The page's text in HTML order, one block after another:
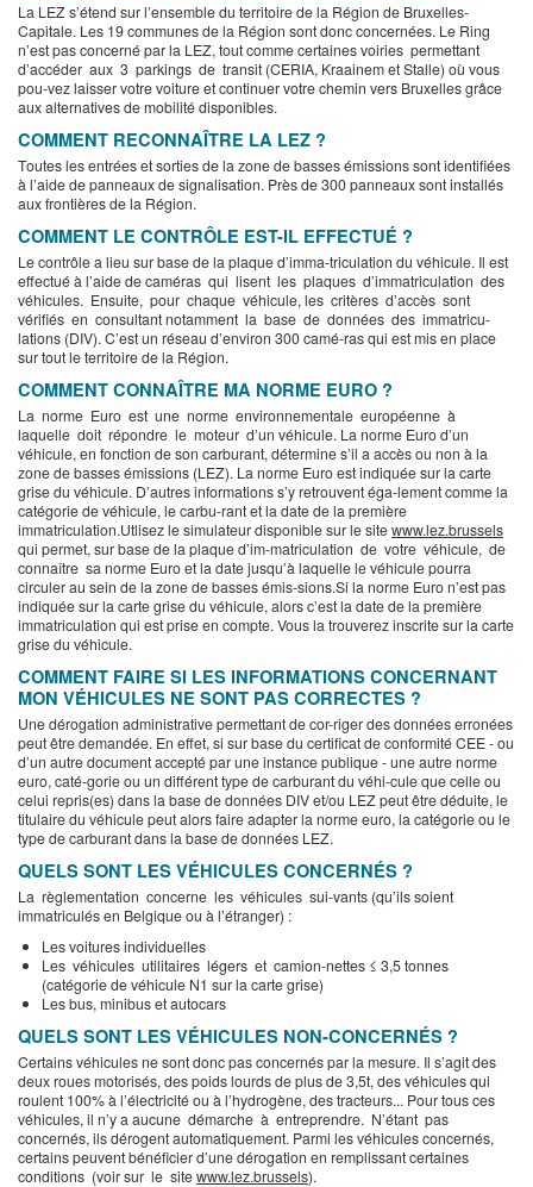
La LEZ s’étend sur l’ensemble du territoire de la Région de Bruxelles-
Capitale. Les 19 communes de la Région sont donc concernées. Le Ring
n’est pas concerné par la LEZ, tout comme certaines voiries permettant
d’accéder aux 3 parkings de transit (CERIA, Kraainem et Stalle) où vous
pou-vez laisser votre voiture et continuer votre chemin vers Bruxelles grâce
aux alternatives de mobilité disponibles.
COMMENT RECONNAÎTRE LA LEZ ?
Toutes les entrées et sorties de la zone de basses émissions sont identifiées
à l’aide de panneaux de signalisation. Près de 300 panneaux sont installés
aux frontières de la Région.
COMMENT LE CONTRÔLE EST-IL EFFECTUÉ ?
Le contrôle a lieu sur base de la plaque d’imma-triculation du véhicule. Il est
effectué à l’aide de caméras qui lisent les plaques d’immatriculation des
véhicules. Ensuite, pour chaque véhicule, les critères d’accès sont
vérifiés en consultant notamment la base de données des immatricu-
lations (DIV). C’est un réseau d’environ 300 camé-ras qui est mis en place
sur tout le territoire de la Région.
COMMENT CONNAÎTRE MA NORME EURO ?
La norme Euro est une norme environnementale européenne à
laquelle doit répondre le moteur d’un véhicule. La norme Euro d’un
véhicule, en fonction de son carburant, détermine s’il a accès ou non à la
zone de basses émissions (LEZ). La norme Euro est indiquée sur la carte
grise du véhicule. D’autres informations s’y retrouvent éga-lement comme la
catégorie de véhicule, le carbu-rant et la date de la première
immatriculation.Utlisez le simulateur disponible sur le sitewww.lez.brussels
qui permet, sur base de la plaque d’im-matriculation de votre véhicule, de
connaître sa norme Euro et la date jusqu’à laquelle le véhicule pourra
circuler au sein de la zone de basses émis-sions.Si la norme Euro n’est pas
indiquée sur la carte grise du véhicule, alors c’est la date de la première
immatriculation qui est prise en compte. Vous la trouverez inscrite sur la carte
grise du véhicule.
COMMENT FAIRE SI LES INFORMATIONS CONCERNANT
MON VÉHICULES NE SONT PAS CORRECTES ?
Une dérogation administrative permettant de cor-riger des données erronées
peut être demandée. En effet, si sur base du certificat de conformité CEE - ou
d’un autre document accepté par une instance publique - une autre norme
euro, caté-gorie ou un différent type de carburant du véhi-cule que celle ou
celui repris(es) dans la base de données DIV et/ou LEZ peut être déduite, le
titulaire du véhicule peut alors faire adapter la norme euro, la catégorie ou le
type de carburant dans la base de données LEZ.
QUELS SONT LES VÉHICULES CONCERNÉS ?
La règlementation concerne les véhicules sui-vants (qu’ils soient
immatriculés en Belgique ou à l’étranger) :
Les voitures individuelles
Les véhicules utilitaires légers et camion-nettes ≤ 3,5 tonnes
(catégorie de véhicule N1 sur la carte grise)
Les bus, minibus et autocars
QUELS SONT LES VÉHICULES NON-CONCERNÉS ?
Certains véhicules ne sont donc pas concernés par la mesure. Il s’agit des
deux roues motorisés, des poids lourds de plus de 3,5t, des véhicules qui
roulent 100% à l’électricité ou à l’hydrogène, des tracteurs... Pour tous ces
véhicules, il n’y a aucune démarche à entreprendre. N’étant pas
concernés, ils dérogent automatiquement. Parmi les véhicules concernés,
certains peuvent bénéficier d’une dérogation en remplissant certaines
conditions (voir sur le sitewww.lez.brussels).